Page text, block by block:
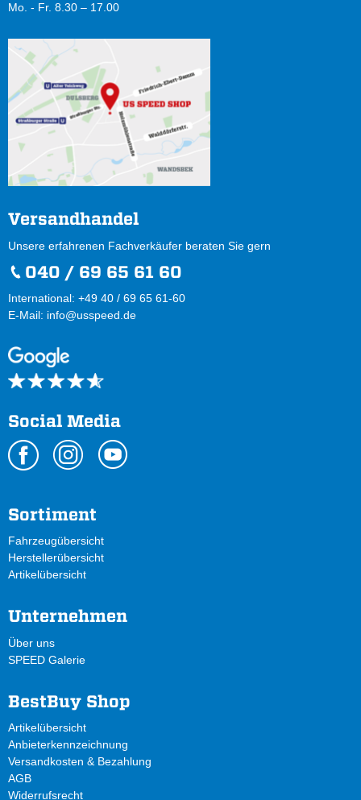
Mo. - Fr. 8.30 – 17.00
Versandhandel
Unsere erfahrenen Fachverkäufer beraten Sie gern
040 / 69 65 61 60
International: +49 40 / 69 65 61-60
E-Mail: info@usspeed.de
Social Media
Sortiment
Fahrzeugübersicht
Herstellerübersicht
Artikelübersicht
Unternehmen
Über uns
SPEED Galerie
BestBuy Shop
Artikelübersicht
Anbieterkennzeichnung
Versandkosten & Bezahlung
AGB
Widerrufsrecht